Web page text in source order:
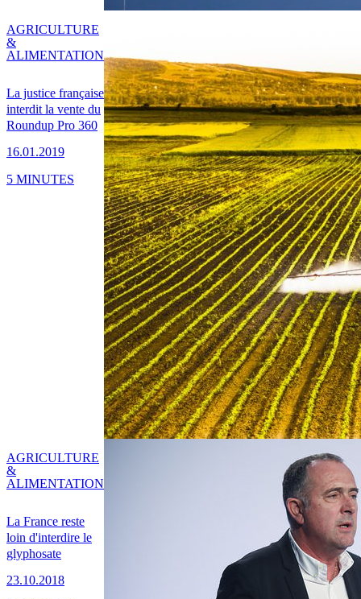
La justice française
interdit la vente du
Roundup Pro 360
16.01.2019
AGRICULTURE
&
ALIMENTATION
5 MINUTES
La France reste
loin d'interdire le
glyphosate
23.10.2018
AGRICULTURE
&
ALIMENTATION